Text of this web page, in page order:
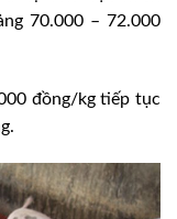
70.000 – 72.000
đồng/kg tiếp tục